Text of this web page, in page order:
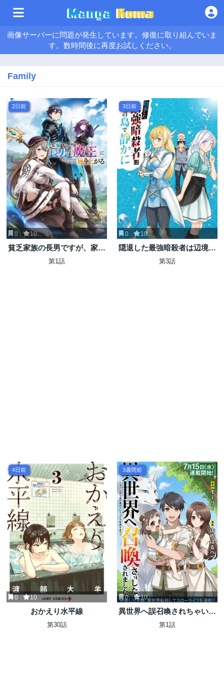
画像サーバーに問題が発生しています。修復に取り組んでいま
す。数時間後に再度お試しください。
Family
2日前
0 10
貧乏家族の長男ですが、家族
のために頑張ってたら魔法の
第1話
3日前
0 10
隠退した最強暗殺者は辺境の
島で静かに暮らしたい
第3話
4日前
0 10
おかえり水平線
第30話
3週間前
0 10
異世界へ誤召喚されちゃいま
した 女神の加護でほのぼのス
第1話